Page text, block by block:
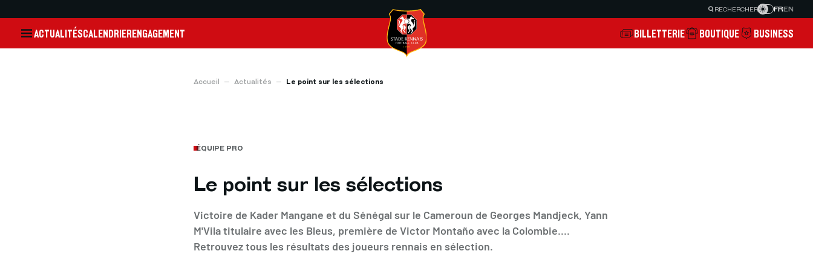
RECHERCHER FREN
ACTUALITÉSCALENDRIERENGAGEMENT BILLETTERIE BOUTIQUE BUSINESS
Accueil Actualités Le point sur les sélections
ÉQUIPE PRO
Le point sur les sélections
Victoire de Kader Mangane et du Sénégal sur le Cameroun de Georges Mandjeck, Yann
M'Vila titulaire avec les Bleus, première de Victor Montaño avec la Colombie....
Retrouvez tous les résultats des joueurs rennais en sélection.